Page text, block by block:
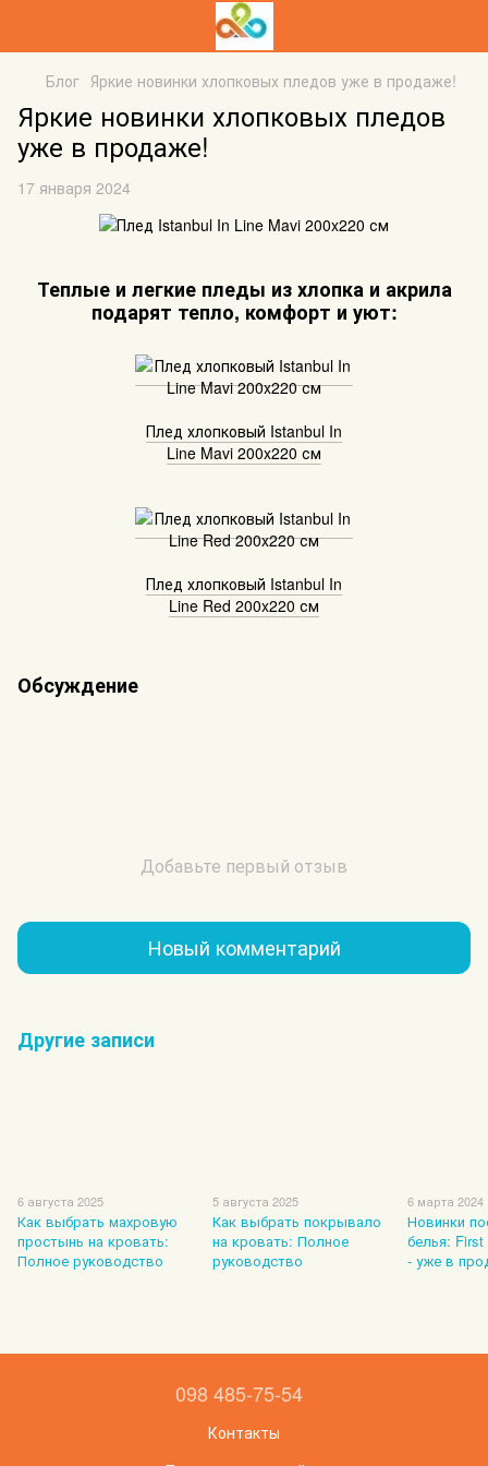
Блог Яркие новинки хлопковых пледов уже в продаже!
Яркие новинки хлопковых пледов
уже в продаже!
17 января 2024
Теплые и легкие пледы из хлопка и акрила
подарят тепло, комфорт и уют:
Плед хлопковый Istanbul In
Line Mavi 200x220 см
Плед хлопковый Istanbul In
Line Red 200x220 см
Обсуждение
Добавьте первый отзыв
Новый комментарий
Другие записи
6 августа 2025
Как выбрать махровую
простынь на кровать:
Полное руководство
5 августа 2025
Как выбрать покрывало
на кровать: Полное
руководство
6 марта 2024
Новинки
белья:
- уже в
098 485-75-54
Контакты